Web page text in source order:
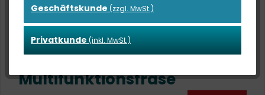
Multifunktionsfrase
Geschäftskunde (zzgl. MwSt.)
Privatkunde (inkl. MwSt.)